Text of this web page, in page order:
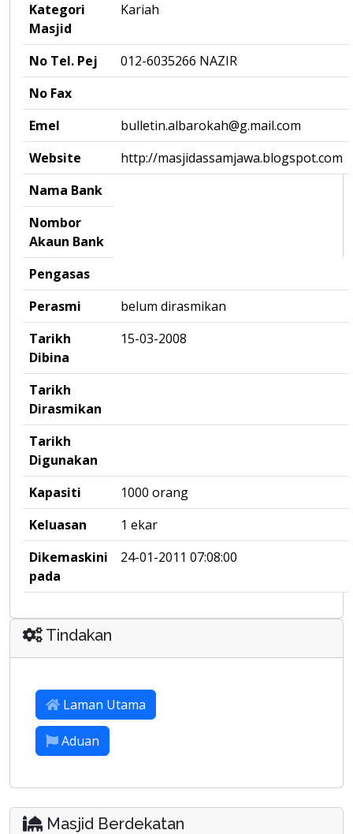
Kategori
Masjid
Kariah
No Tel. Pej
012-6035266 NAZIR
No Fax
Emel
bulletin.albarokah@g.mail.com
Website
http://masjidassamjawa.blogspot.com
Nama Bank
Nombor
Akaun Bank
Pengasas
Perasmi
belum dirasmikan
Tarikh
Dibina
15-03-2008
Tarikh
Dirasmikan
Tarikh
Digunakan
Kapasiti
1000 orang
Keluasan
1 ekar
Dikemaskini
pada
24-01-2011 07:08:00
Tindakan
Laman Utama
Aduan
Masjid Berdekatan